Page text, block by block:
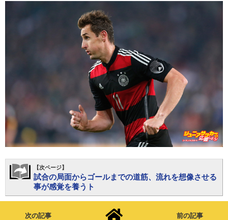
【次ページ】
試合の局面からゴールまでの道筋、流れを想像させる
事が感覚を養うト
次の記事 前の記事